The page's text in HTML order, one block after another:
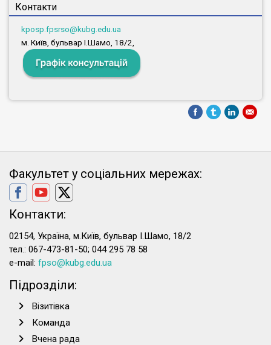
Контакти
kposp.fpsrso@kubg.edu.ua
м. Київ, бульвар І.Шамо, 18/2,
Факультет у соціальних мережах:
Контакти:
02154, Україна, м.Київ, бульвар І.Шамо, 18/2
тел.: 067-473-81-50; 044 295 78 58
e-mail: fpso@kubg.edu.ua
Підрозділи:
Візитівка
Команда
Вчена рада